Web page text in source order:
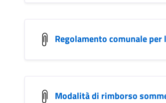
Regolamento comunale
Modalità di rimborso